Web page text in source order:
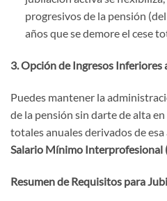
progresivos de la pensión
años que se demore el cese
3. Opción de Ingresos Inferiores
Puedes mantener la
de la pensión sin darte de alta
totales anuales derivados de
Salario Mínimo Interprofesional
Resumen de Requisitos para